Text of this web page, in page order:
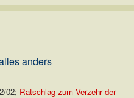
anders
02; Ratschlag zum Verzehr der